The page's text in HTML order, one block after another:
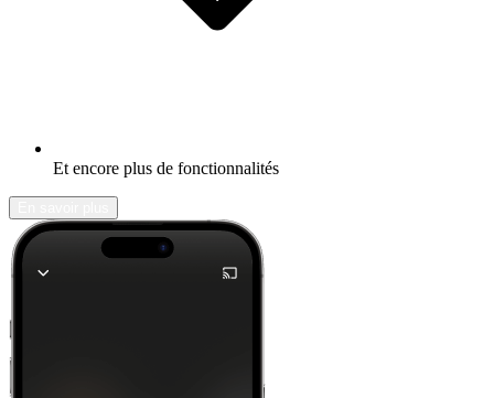
Et encore plus de fonctionnalités